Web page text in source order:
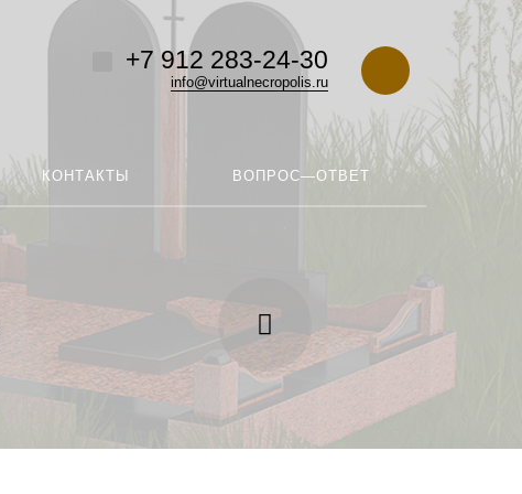
+7 912 283-24-30
info@virtualnecropolis.ru
КОНТАКТЫ ВОПРОС—ОТВЕТ